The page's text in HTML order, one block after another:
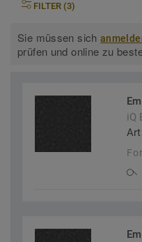
FILTER (3)
Sie müssen sich
prüfen und online zu
iQ